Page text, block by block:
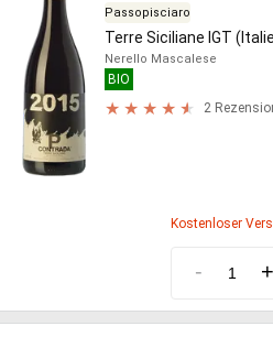
Passopisciaro
Terre Siciliane IGT
Nerello Mascalese
BIO
2
Kostenloser
- +